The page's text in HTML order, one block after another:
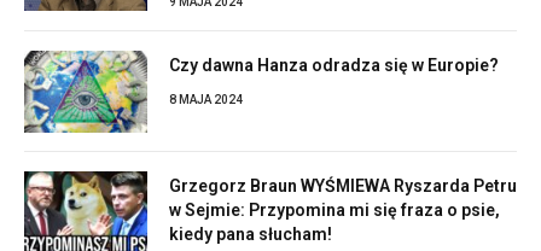
Czy dawna Hanza odradza się w Europie?
8 MAJA 2024
Grzegorz Braun WYŚMIEWA Ryszarda Petru
w Sejmie: Przypomina mi się fraza o psie,
kiedy pana słucham!